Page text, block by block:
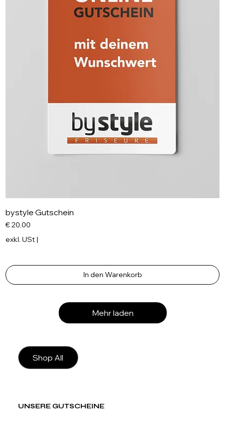
bystyle Gutschein
Preis
€ 20,00
exkl. USt |
In den Warenkorb
Mehr laden
UNSERE GUTSCHEINE
Shop All